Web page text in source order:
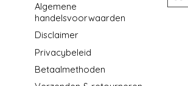
Algemene
handelsvoorwaarden
Disclaimer
Privacybeleid
Betaalmethoden